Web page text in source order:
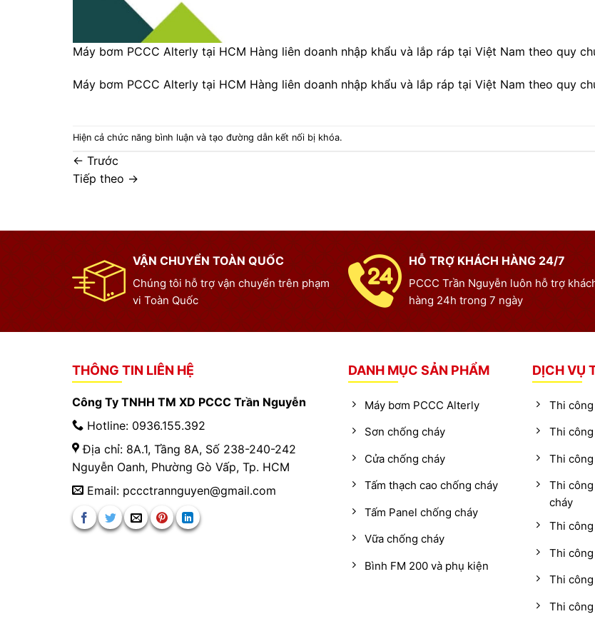
Máy bơm PCCC Alterly tại HCM Hàng liên doanh nhập khẩu và lắp ráp tại Việt Nam theo quy
Máy bơm PCCC Alterly tại HCM Hàng liên doanh nhập khẩu và lắp ráp tại Việt Nam theo quy
Hiện cả chức năng bình luận và tạo đường dẫn kết nối bị khóa.
← Trước
Tiếp theo →
VẬN CHUYỂN TOÀN QUỐC
Chúng tôi hỗ trợ vận chuyển trên phạm
vi Toàn Quốc
HỖ TRỢ KHÁCH HÀNG 24/7
PCCC Trần Nguyễn luôn hỗ trợ
hàng 24h trong 7 ngày
THÔNG TIN LIÊN HỆ
Công Ty TNHH TM XD PCCC Trần Nguyễn
Hotline: 0936.155.392
Địa chỉ: 8A.1, Tầng 8A, Số 238-240-242
Nguyễn Oanh, Phường Gò Vấp, Tp. HCM
Email: pccctrannguyen@gmail.com
DANH MỤC SẢN PHẨM
Máy bơm PCCC Alterly
Sơn chống cháy
Cửa chống cháy
Tấm thạch cao chống cháy
Tấm Panel chống cháy
Vữa chống cháy
Bình FM 200 và phụ kiện
DỊCH VỤ
Thi
Thi
Thi
Thi
cháy
Thi
Thi
Thi
Thi